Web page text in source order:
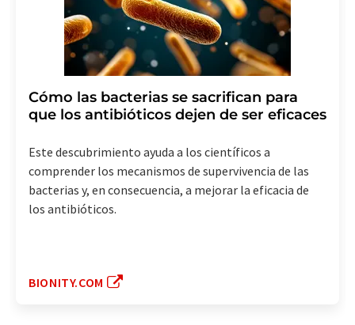
Cómo las bacterias se sacrifican para
que los antibióticos dejen de ser eficaces
Este descubrimiento ayuda a los científicos a
comprender los mecanismos de supervivencia de las
bacterias y, en consecuencia, a mejorar la eficacia de
los antibióticos.
BIONITY.COM